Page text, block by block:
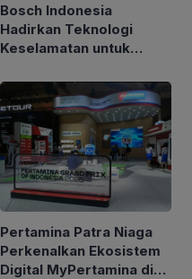
Bosch Indonesia
Hadirkan Teknologi
Keselamatan untuk
Pertamina Patra Niaga
Perkenalkan Ekosistem
Digital MyPertamina di